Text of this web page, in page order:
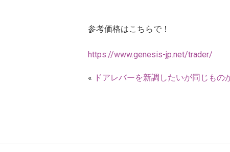
参考価格はこちらで！
https://www.genesis-jp.net/trader/
« ドアレバーを新調したいが同じもの